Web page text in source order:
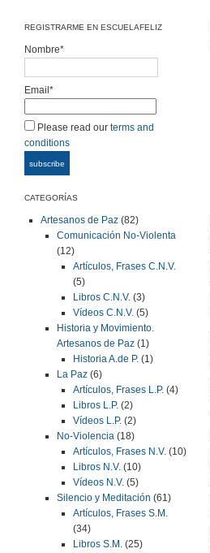
REGISTRARME EN ESCUELAFELIZ
Nombre*
Email*
Please read our terms and
conditions
CATEGORÍAS
Artesanos de Paz (82)
Comunicación No-Violenta
(12)
Artículos, Frases C.N.V.
(5)
Libros C.N.V. (3)
Vídeos C.N.V. (5)
Historia y Movimiento.
Artesanos de Paz (1)
Historia A.de P. (1)
La Paz (6)
Artículos, Frases L.P. (4)
Libros L.P. (2)
Vídeos L.P. (2)
No-Violencia (18)
Artículos, Frases N.V. (10)
Libros N.V. (10)
Vídeos N.V. (5)
Silencio y Meditación (61)
Artículos, Frases S.M.
(34)
Libros S.M. (25)